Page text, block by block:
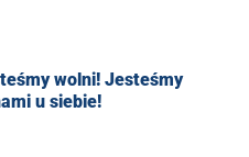
wolni! Jesteśmy
u siebie!